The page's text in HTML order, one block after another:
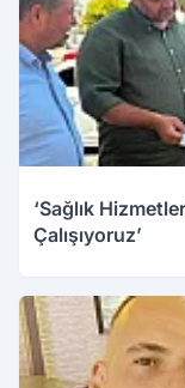
‘Sağlık
Çalışıyoruz’